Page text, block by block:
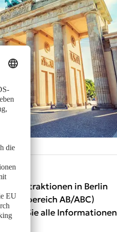
Attraktionen in Berlin
AB/ABC)
Sie alle Informationen